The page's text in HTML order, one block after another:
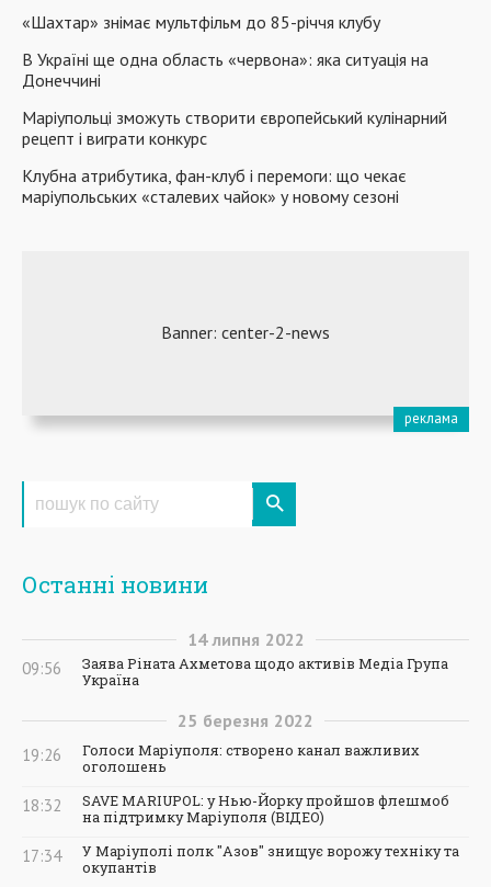
«Шахтар» знімає мультфільм до 85-річчя клубу
В Україні ще одна область «червона»: яка ситуація на
Донеччині
Маріупольці зможуть створити європейський кулінарний
рецепт і виграти конкурс
Клубна атрибутика, фан-клуб і перемоги: що чекає
маріупольських «сталевих чайок» у новому сезоні
Останні новини
14 липня 2022
09:56
Заява Ріната Ахметова щодо активів Медіа Група
Україна
25 березня 2022
19:26
Голоси Маріуполя: створено канал важливих
оголошень
18:32
SAVE MARIUPOL: у Нью-Йорку пройшов флешмоб
на підтримку Маріуполя (ВІДЕО)
17:34
У Маріуполі полк "Азов" знищує ворожу техніку та
окупантів